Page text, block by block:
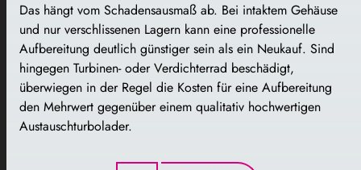
Das hängt vom Schadensausmaß ab. Bei intaktem Gehäuse
und nur verschlissenen Lagern kann eine professionelle
Aufbereitung deutlich günstiger sein als ein Neukauf. Sind
hingegen Turbinen- oder Verdichterrad beschädigt,
überwiegen in der Regel die Kosten für eine Aufbereitung
den Mehrwert gegenüber einem qualitativ hochwertigen
Austauschturbolader.